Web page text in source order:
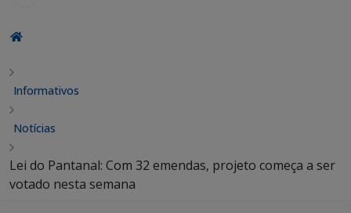
Informativos
Notícias
Lei do Pantanal: Com 32 emendas, projeto começa a ser
votado nesta semana